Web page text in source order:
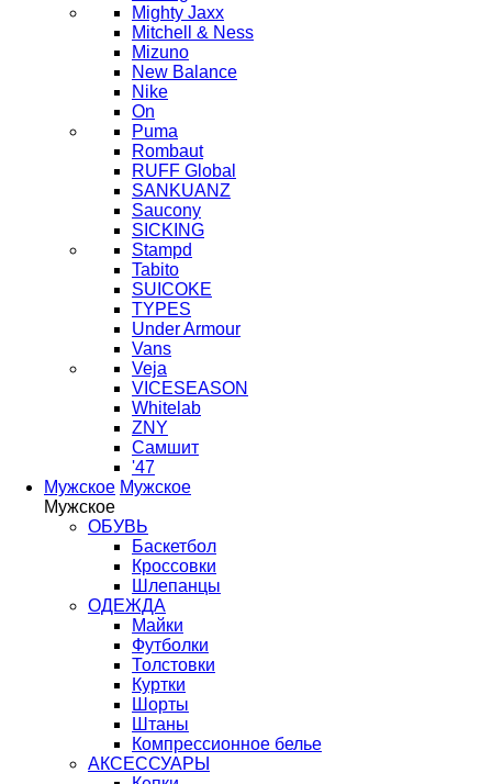
Mighty Jaxx
Mitchell & Ness
Mizuno
New Balance
Nike
On
Puma
Rombaut
RUFF Global
SANKUANZ
Saucony
SICKING
Stampd
Tabito
SUICOKE
TYPES
Under Armour
Vans
Veja
VICESEASON
Whitelab
ZNY
Самшит
'47
Мужское Мужское
Мужское
ОБУВЬ
Баскетбол
Кроссовки
Шлепанцы
ОДЕЖДА
Майки
Футболки
Толстовки
Куртки
Шорты
Штаны
Компрессионное белье
АКСЕССУАРЫ